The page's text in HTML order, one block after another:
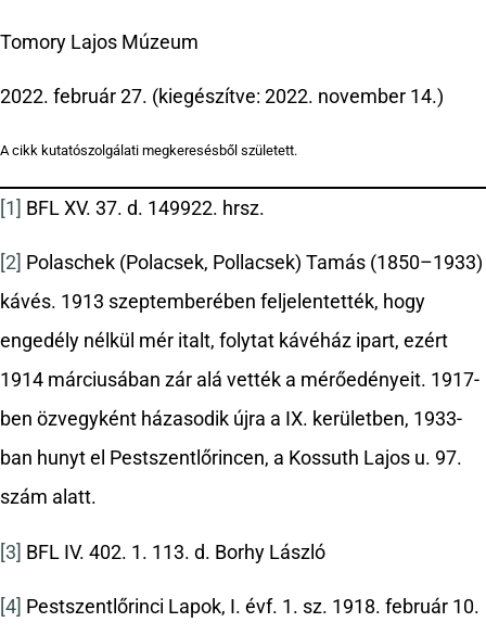
Tomory Lajos Múzeum
2022. február 27. (kiegészítve: 2022. november 14.)
A cikk kutatószolgálati megkeresésből született.
[1] BFL XV. 37. d. 149922. hrsz.
[2] Polaschek (Polacsek, Pollacsek) Tamás (1850–1933)
kávés. 1913 szeptemberében feljelentették, hogy
engedély nélkül mér italt, folytat kávéház ipart, ezért
1914 márciusában zár alá vették a mérőedényeit. 1917-
ben özvegyként házasodik újra a IX. kerületben, 1933-
ban hunyt el Pestszentlőrincen, a Kossuth Lajos u. 97.
szám alatt.
[3] BFL IV. 402. 1. 113. d. Borhy László
[4] Pestszentlőrinci Lapok, I. évf. 1. sz. 1918. február 10.